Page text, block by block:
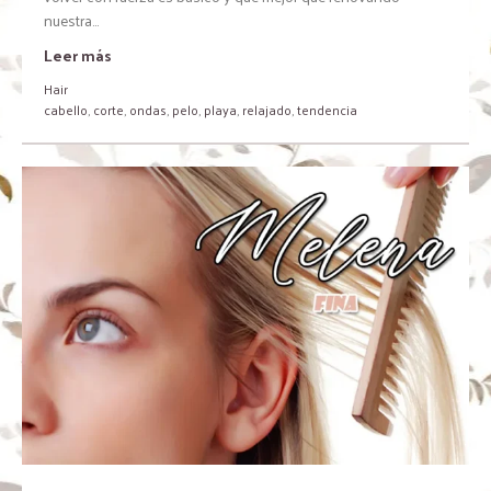
nuestra...
Leer más
Hair
cabello,corte,ondas,pelo,playa,relajado,tendencia